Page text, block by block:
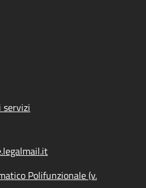
servizi
Polifunzionale (v.